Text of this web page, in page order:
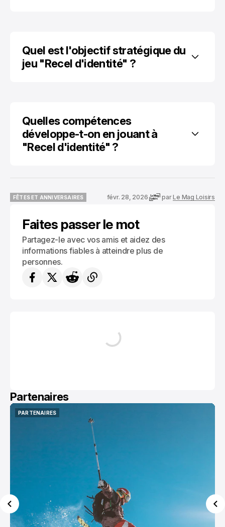
Quel est l'objectif stratégique du
jeu "Recel d'identité" ?
Quelles compétences
développe-t-on en jouant à
"Recel d'identité" ?
FÊTES ET ANNIVERSAIRES
févr. 28, 2026 parLe Mag Loisirs
Faites passer le mot
Partagez-le avec vos amis et aidez des
informations fiables à atteindre plus de
personnes.
Partenaires
PARTENAIRES